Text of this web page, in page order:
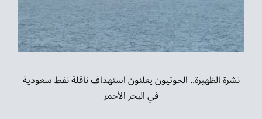
نشرة الظهيرة.. الحوثيون يعلنون استهداف ناقلة نفط سعودية
في البحر الأحمر